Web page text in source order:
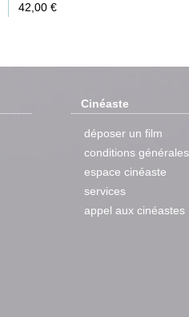
42,00 €
Cinéaste
déposer un film
conditions générales
espace cinéaste
services
appel aux cinéastes